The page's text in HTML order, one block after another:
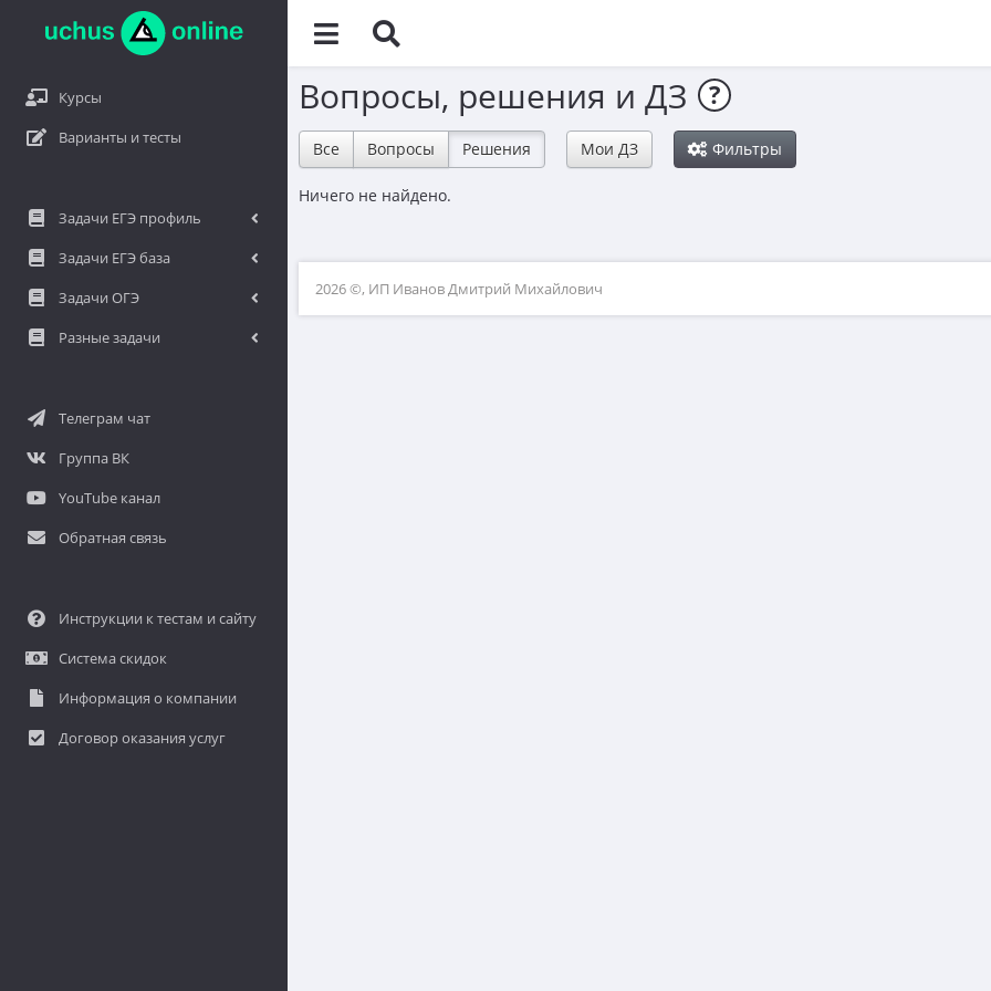
Курсы
Варианты и тесты
Задачи ЕГЭ профиль
Задачи ЕГЭ база
Задачи ОГЭ
Разные задачи
Телеграм чат
Группа ВК
YouTube канал
Обратная связь
Инструкции к тестам и сайту
Система скидок
Информация о компании
Договор оказания услуг
Вопросы, решения и ДЗ ?
Все Вопросы Решения Мои ДЗ Фильтры
Ничего не найдено.
2026 ©, ИП Иванов Дмитрий Михайлович